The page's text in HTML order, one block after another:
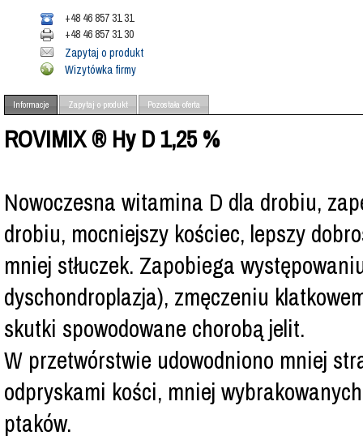
+48 46 857 31 31
+48 46 857 31 30
Zapytaj o produkt
Wizytówka firmy
Informacje Zapytaj o produkt Pozostała oferta
ROVIMIX ® Hy D 1,25 %
Nowoczesna witamina D dla drobiu,
drobiu, mocniejszy kościec, lepszy
mniej stłuczek. Zapobiega
dyschondroplazja), zmęczeniu
skutki spowodowane chorobą jelit.
W przetwórstwie udowodniono mniej
odpryskami kości, mniej
ptaków.